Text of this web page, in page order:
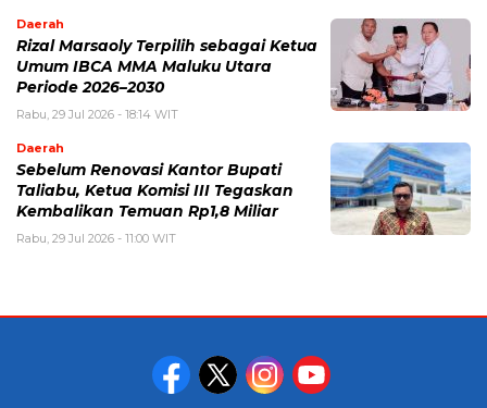
Daerah
Rizal Marsaoly Terpilih sebagai Ketua
Umum IBCA MMA Maluku Utara
Periode 2026–2030
Rabu, 29 Jul 2026 - 18:14 WIT
Daerah
Sebelum Renovasi Kantor Bupati
Taliabu, Ketua Komisi III Tegaskan
Kembalikan Temuan Rp1,8 Miliar
Rabu, 29 Jul 2026 - 11:00 WIT